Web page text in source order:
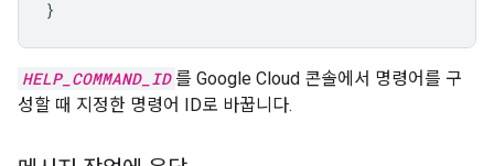
}
HELP_COMMAND_ID 를 Google Cloud 콘솔에서 명령어를 구
성할 때 지정한 명령어 ID로 바꿉니다.